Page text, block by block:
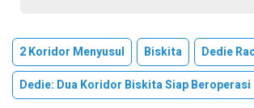
2 Koridor Menyusul Biskita
Dedie
Dedie: Dua Koridor Biskita Siap Beroperasi